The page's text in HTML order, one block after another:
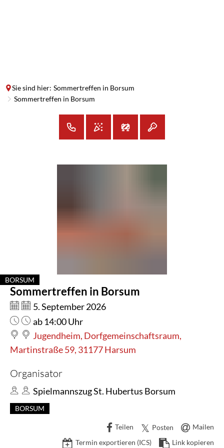
Sie sind hier: Sommertreffen in Borsum
Sommertreffen in Borsum
BORSUM
KATEGORIE: BORSUM
Sommertreffen in Borsum
Datum:
5. September 2026
Uhrzeit:
ab 14:00 Uhr
Jugendheim, Dorfgemeinschaftsraum,
Martinstraße 59, 31177 Harsum
Organisator
Spielmannszug St. Hubertus Borsum
BORSUM
Teilen Posten
Mailen
Termin exportieren (ICS)
Link kopieren